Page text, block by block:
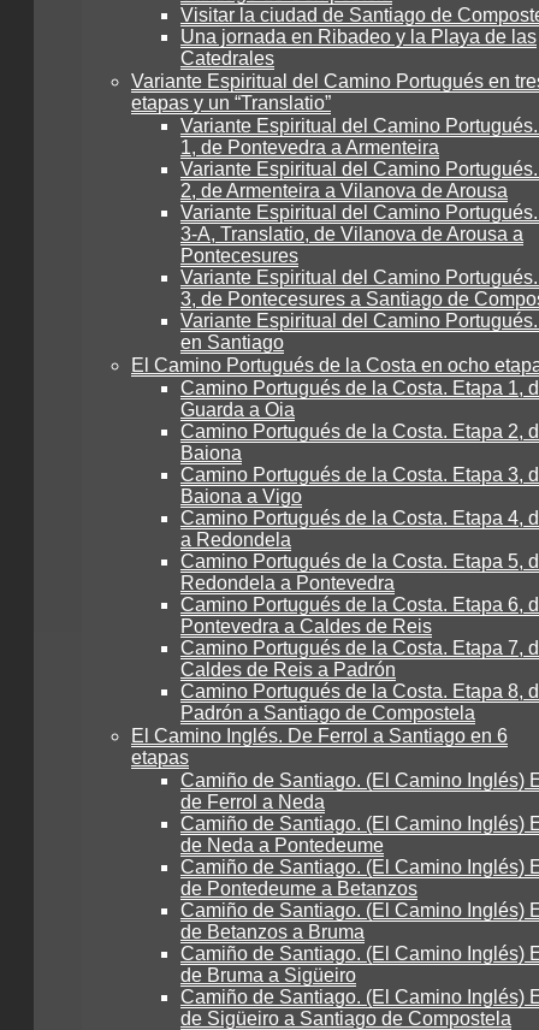
Visitar la ciudad de Santiago de
Una jornada en Ribadeo y la Playa de las
Catedrales
Variante Espiritual del Camino Portugués en
etapas y un “Translatio”
Variante Espiritual del Camino
1, de Pontevedra a Armenteira
Variante Espiritual del Camino
2, de Armenteira a Vilanova de Arousa
Variante Espiritual del Camino
3-A, Translatio, de Vilanova de Arousa a
Pontecesures
Variante Espiritual del Camino
3, de Pontecesures a Santiago de
Variante Espiritual del Camino
en Santiago
El Camino Portugués de la Costa en ocho
Camino Portugués de la Costa. Etapa 1,
Guarda a Oia
Camino Portugués de la Costa. Etapa 2,
Baiona
Camino Portugués de la Costa. Etapa 3,
Baiona a Vigo
Camino Portugués de la Costa. Etapa 4,
a Redondela
Camino Portugués de la Costa. Etapa 5,
Redondela a Pontevedra
Camino Portugués de la Costa. Etapa 6,
Pontevedra a Caldes de Reis
Camino Portugués de la Costa. Etapa 7,
Caldes de Reis a Padrón
Camino Portugués de la Costa. Etapa 8,
Padrón a Santiago de Compostela
El Camino Inglés. De Ferrol a Santiago en 6
etapas
Camiño de Santiago. (El Camino Inglés)
de Ferrol a Neda
Camiño de Santiago. (El Camino Inglés)
de Neda a Pontedeume
Camiño de Santiago. (El Camino Inglés)
de Pontedeume a Betanzos
Camiño de Santiago. (El Camino Inglés)
de Betanzos a Bruma
Camiño de Santiago. (El Camino Inglés)
de Bruma a Sigüeiro
Camiño de Santiago. (El Camino Inglés)
de Sigüeiro a Santiago de Compostela